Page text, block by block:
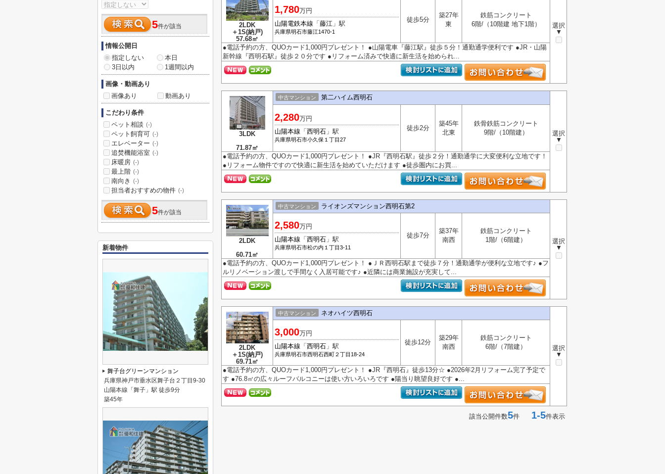
2LDK
＋1S(納戸)
57.68㎡
選択
▼
1,780万円
山陽電鉄本線 「 藤江 」駅
兵庫県明石市藤江1470-1
徒歩5分
築27年
東
鉄筋コンクリート
6階/（10階建 地下1階）
●電話予約の方、QUOカード1,000円プレゼント！ ●山陽電車『藤江駅』徒歩５分！通勤通学便利です ●JR・山陽
新幹線『西明石駅』徒歩２０分です ●リフォーム済みで快適に新生活を始められ...
3LDK
71.87㎡
中古マンション 第二ハイム西明石
選択
▼
2,280万円
山陽本線 「 西明石 」駅
兵庫県明石市小久保 １丁目27
徒歩2分
築45年
北東
鉄骨鉄筋コンクリート
9階/（10階建）
●電話予約の方、QUOカード1,000円プレゼント！ ●JR『西明石駅』徒歩２分！通勤通学に大変便利な立地です！
●リフォーム物件ですので快適に新生活を始めていただけます ●徒歩圏内にお買...
2LDK
60.71㎡
中古マンション ライオンズマンション西明石第2
選択
▼
2,580万円
山陽本線 「 西明石 」駅
兵庫県明石市松の内 １丁目3-11
徒歩7分
築37年
南西
鉄筋コンクリート
1階/（6階建）
●電話予約の方、QUOカード1,000円プレゼント！ ●ＪＲ西明石駅まで徒歩７分！通勤通学が便利な立地です♪ ●フ
ルリノベーション渡しで手間なく入居可能です♪ ●近隣には商業施設が充実して...
2LDK
＋1S(納戸)
69.71㎡
中古マンション ネオハイツ西明石
選択
▼
3,000万円
山陽本線 「 西明石 」駅
兵庫県明石市西明石西町 ２丁目18-24
徒歩12分
築29年
南西
鉄筋コンクリート
6階/（7階建）
●電話予約の方、QUOカード1,000円プレゼント！ ●JR『西明石』徒歩13分☆ ●2026年2月リフォーム完了予定で
す ●76.8㎡の広々ルーフバルコニーは使い方いろいろです ●陽当り眺望良好です ●...
該当公開件数5件 1-5件表示
5件が該当
情報公開日
指定しない
本日
3日以内
1週間以内
画像・動画あり
画像あり
動画あり
こだわり条件
ペット相談 (-)
ペット飼育可 (-)
エレベーター (-)
追焚機能浴室 (-)
床暖房 (-)
最上階 (-)
南向き (-)
担当者おすすめの物件 (-)
5件が該当
新着物件
舞子台グリーンマンション
兵庫県神戸市垂水区舞子台２丁目9-30
山陽本線「舞子」駅 徒歩9分
築45年